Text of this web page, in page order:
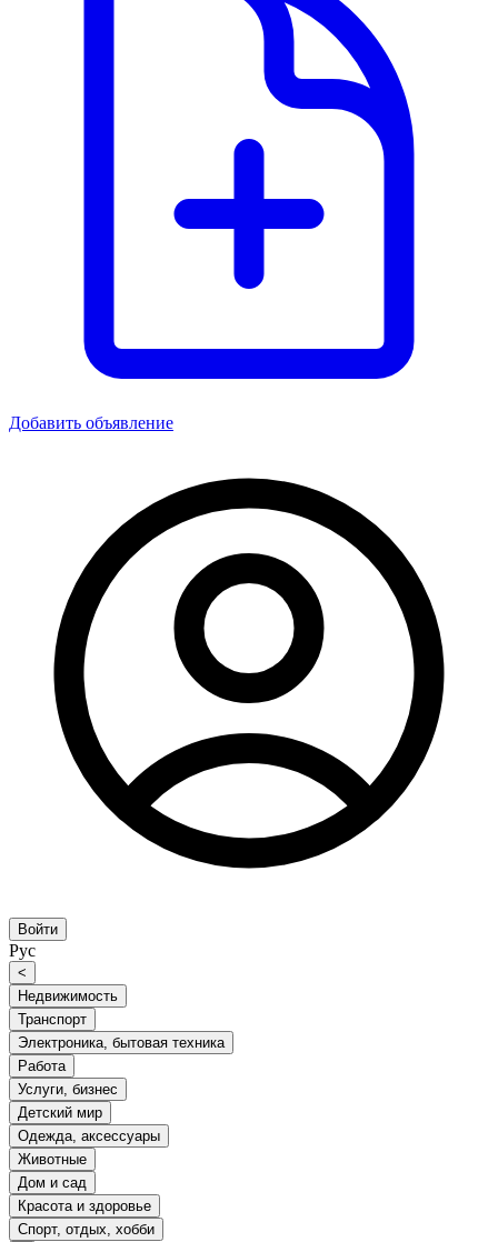
Добавить объявление
Войти
Рус
<
Недвижимость
Транспорт
Электроника, бытовая техника
Работа
Услуги, бизнес
Детский мир
Одежда, аксессуары
Животные
Дом и сад
Красота и здоровье
Спорт, отдых, хобби